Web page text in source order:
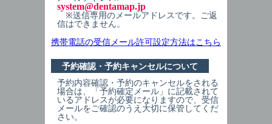
クリーニング（除石を含む）
相談（セラミック・治療期間 etc）
治療の続きをしたい
system@dentamap.jp
※送信専用のメールアドレスです。ご返
信はできません。
携帯電話の受信メール許可設定方法はこちら
予約確認・予約キャンセルについて
予約内容確認・予約のキャンセルをされる
場合は、「予約確定メール」に記載されて
いるアドレスが必要になりますので、受信
メールをご確認のうえ大切に保管してくだ
さい。